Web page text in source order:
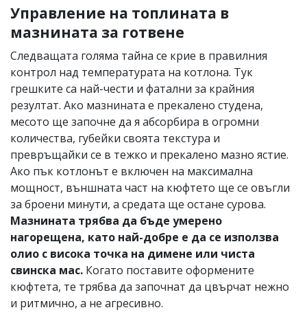
Управление на топлината в
мазнината за готвене
Следващата голяма тайна се крие в правилния
контрол над температурата на котлона. Тук
грешките са най-чести и фатални за крайния
резултат. Ако мазнината е прекалено студена,
месото ще започне да я абсорбира в огромни
количества, губейки своята текстура и
превръщайки се в тежко и прекалено мазно ястие.
Ако пък котлонът е включен на максимална
мощност, външната част на кюфтето ще се овъгли
за броени минути, а средата ще остане сурова.
Мазнината трябва да бъде умерено
нагорещена, като най-добре е да се използва
олио с висока точка на димене или чиста
свинска мас. Когато поставите оформените
кюфтета, те трябва да започнат да цвърчат нежно
и ритмично, а не агресивно.